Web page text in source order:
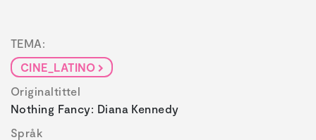
TEMA:
CINE_LATINO
Originaltittel
Nothing Fancy: Diana Kennedy
Språk